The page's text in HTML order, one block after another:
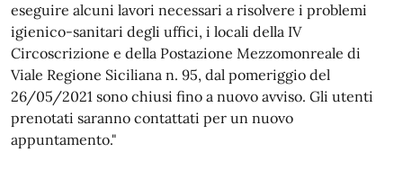
eseguire alcuni lavori necessari a risolvere i problemi
igienico-sanitari degli uffici, i locali della IV
Circoscrizione e della Postazione Mezzomonreale di
Viale Regione Siciliana n. 95, dal pomeriggio del
26/05/2021 sono chiusi fino a nuovo avviso. Gli utenti
prenotati saranno contattati per un nuovo
appuntamento."